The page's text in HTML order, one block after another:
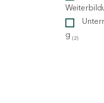
g (2)